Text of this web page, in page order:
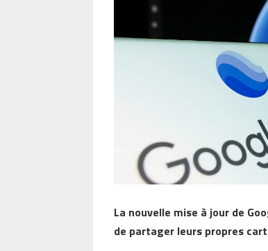
La nouvelle mise à jour de
de partager leurs propres